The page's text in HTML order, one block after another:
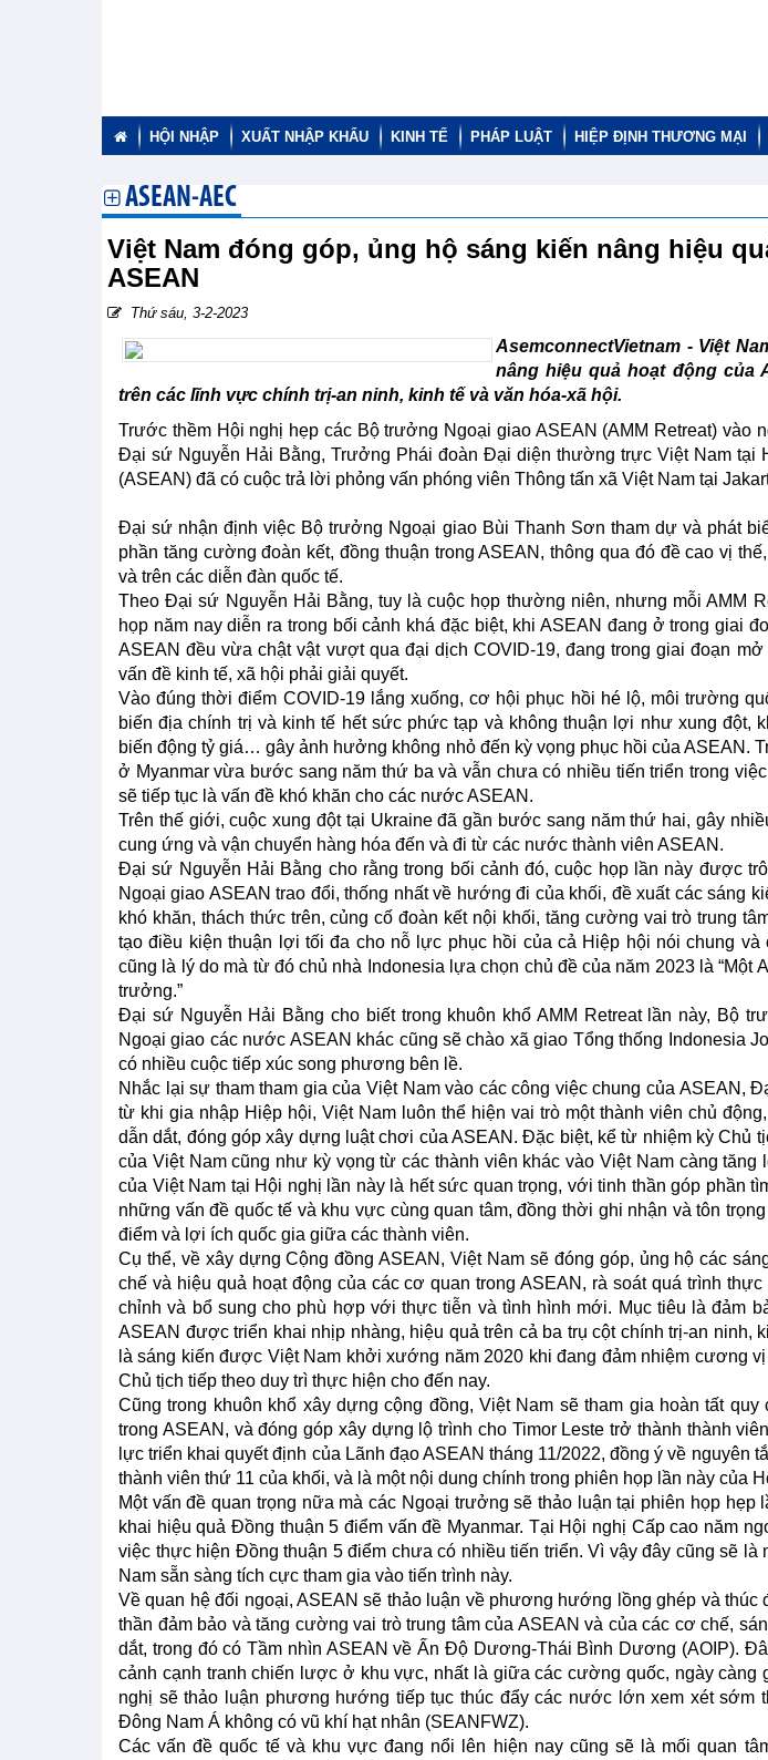
HỘI NHẬP XUẤT NHẬP KHẨU KINH TẾ PHÁP LUẬT HIỆP ĐỊNH THƯƠNG MẠI
ASEAN-AEC
Việt Nam đóng góp, ủng hộ sáng kiến nâng hiệu
ASEAN
Thứ sáu, 3-2-2023
AsemconnectVietnam - Việt
nâng hiệu quả hoạt động của
trên các lĩnh vực chính trị-an ninh, kinh tế và văn hóa-xã hội.
Trước thềm Hội nghị hẹp các Bộ trưởng Ngoại giao ASEAN (AMM Retreat) vào
Đại sứ Nguyễn Hải Bằng, Trưởng Phái đoàn Đại diện thường trực Việt Nam tại
(ASEAN) đã có cuộc trả lời phỏng vấn phóng viên Thông tấn xã Việt Nam tại
Đại sứ nhận định việc Bộ trưởng Ngoại giao Bùi Thanh Sơn tham dự và phát
phần tăng cường đoàn kết, đồng thuận trong ASEAN, thông qua đó đề cao vị
và trên các diễn đàn quốc tế.
Theo Đại sứ Nguyễn Hải Bằng, tuy là cuộc họp thường niên, nhưng mỗi AMM
họp năm nay diễn ra trong bối cảnh khá đặc biệt, khi ASEAN đang ở trong giai
ASEAN đều vừa chật vật vượt qua đại dịch COVID-19, đang trong giai đoạn
vấn đề kinh tế, xã hội phải giải quyết.
Vào đúng thời điểm COVID-19 lắng xuống, cơ hội phục hồi hé lộ, môi trường
biến địa chính trị và kinh tế hết sức phức tạp và không thuận lợi như xung đột,
biến động tỷ giá… gây ảnh hưởng không nhỏ đến kỳ vọng phục hồi của ASEAN.
ở Myanmar vừa bước sang năm thứ ba và vẫn chưa có nhiều tiến triển trong
sẽ tiếp tục là vấn đề khó khăn cho các nước ASEAN.
Trên thế giới, cuộc xung đột tại Ukraine đã gần bước sang năm thứ hai, gây
cung ứng và vận chuyển hàng hóa đến và đi từ các nước thành viên ASEAN.
Đại sứ Nguyễn Hải Bằng cho rằng trong bối cảnh đó, cuộc họp lần này được
Ngoại giao ASEAN trao đổi, thống nhất về hướng đi của khối, đề xuất các sáng
khó khăn, thách thức trên, củng cố đoàn kết nội khối, tăng cường vai trò trung
tạo điều kiện thuận lợi tối đa cho nỗ lực phục hồi của cả Hiệp hội nói chung
cũng là lý do mà từ đó chủ nhà Indonesia lựa chọn chủ đề của năm 2023 là “Một
trưởng.”
Đại sứ Nguyễn Hải Bằng cho biết trong khuôn khổ AMM Retreat lần này, Bộ
Ngoại giao các nước ASEAN khác cũng sẽ chào xã giao Tổng thống Indonesia
có nhiều cuộc tiếp xúc song phương bên lề.
Nhắc lại sự tham tham gia của Việt Nam vào các công việc chung của ASEAN,
từ khi gia nhập Hiệp hội, Việt Nam luôn thể hiện vai trò một thành viên chủ
dẫn dắt, đóng góp xây dựng luật chơi của ASEAN. Đặc biệt, kể từ nhiệm kỳ Chủ
của Việt Nam cũng như kỳ vọng từ các thành viên khác vào Việt Nam càng tăng
của Việt Nam tại Hội nghị lần này là hết sức quan trọng, với tinh thần góp phần
những vấn đề quốc tế và khu vực cùng quan tâm, đồng thời ghi nhận và tôn
điểm và lợi ích quốc gia giữa các thành viên.
Cụ thể, về xây dựng Cộng đồng ASEAN, Việt Nam sẽ đóng góp, ủng hộ các
chế và hiệu quả hoạt động của các cơ quan trong ASEAN, rà soát quá trình
chỉnh và bổ sung cho phù hợp với thực tiễn và tình hình mới. Mục tiêu là đảm
ASEAN được triển khai nhịp nhàng, hiệu quả trên cả ba trụ cột chính trị-an ninh,
là sáng kiến được Việt Nam khởi xướng năm 2020 khi đang đảm nhiệm cương
Chủ tịch tiếp theo duy trì thực hiện cho đến nay.
Cũng trong khuôn khổ xây dựng cộng đồng, Việt Nam sẽ tham gia hoàn tất quy
trong ASEAN, và đóng góp xây dựng lộ trình cho Timor Leste trở thành thành
lực triển khai quyết định của Lãnh đạo ASEAN tháng 11/2022, đồng ý về nguyên
thành viên thứ 11 của khối, và là một nội dung chính trong phiên họp lần này của
Một vấn đề quan trọng nữa mà các Ngoại trưởng sẽ thảo luận tại phiên họp hẹp
khai hiệu quả Đồng thuận 5 điểm vấn đề Myanmar. Tại Hội nghị Cấp cao năm
việc thực hiện Đồng thuận 5 điểm chưa có nhiều tiến triển. Vì vậy đây cũng sẽ là
Nam sẵn sàng tích cực tham gia vào tiến trình này.
Về quan hệ đối ngoại, ASEAN sẽ thảo luận về phương hướng lồng ghép và thúc
thần đảm bảo và tăng cường vai trò trung tâm của ASEAN và của các cơ chế,
dắt, trong đó có Tầm nhìn ASEAN về Ấn Độ Dương-Thái Bình Dương (AOIP).
cảnh cạnh tranh chiến lược ở khu vực, nhất là giữa các cường quốc, ngày càng
nghị sẽ thảo luận phương hướng tiếp tục thúc đẩy các nước lớn xem xét sớm
Đông Nam Á không có vũ khí hạt nhân (SEANFWZ).
Các vấn đề quốc tế và khu vực đang nổi lên hiện nay cũng sẽ là mối quan